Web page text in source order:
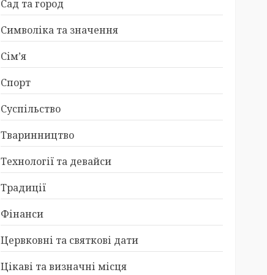
Сад та город
Символіка та значення
Сім’я
Спорт
Суспільство
Тваринництво
Технології та девайси
Традиції
Фінанси
Цервковні та святкові дати
Цікаві та визначні місця